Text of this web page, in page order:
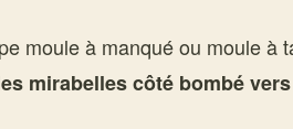
moule à manqué ou moule à
mirabelles côté bombé